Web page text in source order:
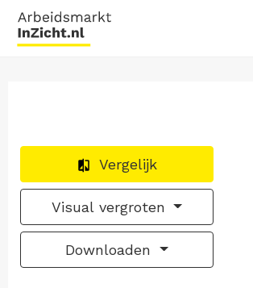
Vergelijk
Visual vergroten
Downloaden